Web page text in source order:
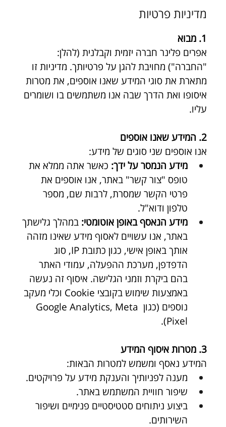
1. מבוא
אפרים פלינר חברה יזמית וקבלנית (להלן:
"החברה") מחויבת להגן על פרטיותך. מדיניות זו
מתארת את סוגי המידע שאנו אוספים, את מטרות
איסופו ואת הדרך שבה אנו משתמשים בו ושומרים
עליו.
2. המידע שאנו אוספים
אנו אוספים שני סוגים של מידע:
מידע הנמסר על ידך: כאשר אתה ממלא את
טופס "צור קשר" באתר, אנו אוספים את
פרטי הקשר שמסרת, לרבות שם, מספר
טלפון ודוא"ל.
מידע הנאסף באופן אוטומטי: במהלך גלישתך
באתר, אנו עשויים לאסוף מידע שאינו מזהה
אותך באופן אישי, כגון כתובת IP, סוג
הדפדפן, מערכת ההפעלה, עמודי האתר
בהם ביקרת וזמני הגלישה. איסוף זה נעשה
באמצעות שימוש בקובצי Cookie וכלי מעקב
נוספים (כגון Google Analytics, Meta
Pixel).
3. מטרות איסוף המידע
המידע נאסף ומשמש למטרות הבאות:
מענה לפניותיך והענקת מידע על פרויקטים.
שיפור חוויית המשתמש באתר.
ביצוע ניתוחים סטטיסטיים פנימיים ושיפור
השירותים.
מדיניות פרטיות